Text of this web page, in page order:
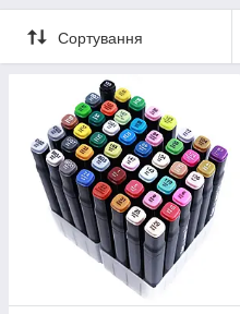
Сортування